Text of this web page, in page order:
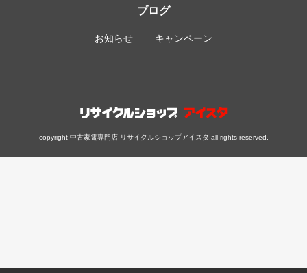
ブログ
お知らせ キャンペーン
copyright 中古家電専門店 リサイクルショップアイスタ all rights reserved.